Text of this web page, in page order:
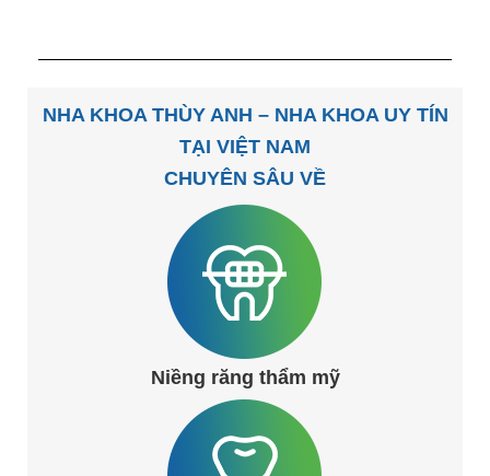
NHA KHOA THÙY ANH – NHA KHOA UY TÍN
TẠI VIỆT NAM
CHUYÊN SÂU VỀ
Niềng răng thẩm mỹ